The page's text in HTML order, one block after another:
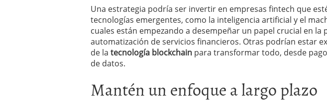
Una estrategia podría ser invertir en empresas fintech que
tecnologías emergentes, como la inteligencia artificial y el
cuales están empezando a desempeñar un papel crucial en la
automatización de servicios financieros. Otras podrían estar
de la tecnología blockchain para transformar todo, desde
de datos.
Mantén un enfoque a largo plazo